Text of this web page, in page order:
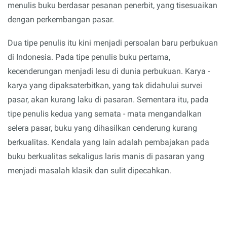
menulis buku berdasar pesanan penerbit, yang tisesuaikan
dengan perkembangan pasar.
Dua tipe penulis itu kini menjadi persoalan baru perbukuan
di Indonesia. Pada tipe penulis buku pertama,
kecenderungan menjadi lesu di dunia perbukuan. Karya -
karya yang dipaksaterbitkan, yang tak didahului survei
pasar, akan kurang laku di pasaran. Sementara itu, pada
tipe penulis kedua yang semata - mata mengandalkan
selera pasar, buku yang dihasilkan cenderung kurang
berkualitas. Kendala yang lain adalah pembajakan pada
buku berkualitas sekaligus laris manis di pasaran yang
menjadi masalah klasik dan sulit dipecahkan.